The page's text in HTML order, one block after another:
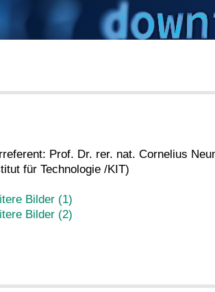
Prof. Dr. rer. nat. Cornelius
für Technologie /KIT)
Bilder (1)
Bilder (2)